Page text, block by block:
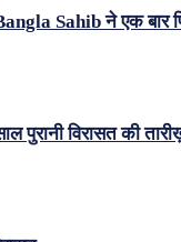
Sahib ने एक बार
विरासत की